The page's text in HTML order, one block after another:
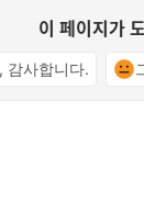
이 페이지가
감사합니다.